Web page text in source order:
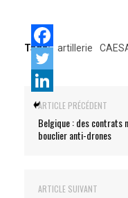
Tags: artillerie
ARTICLE PRÉCÉDENT
Belgique : des contrats
bouclier anti-drones
ARTICLE SUIVANT